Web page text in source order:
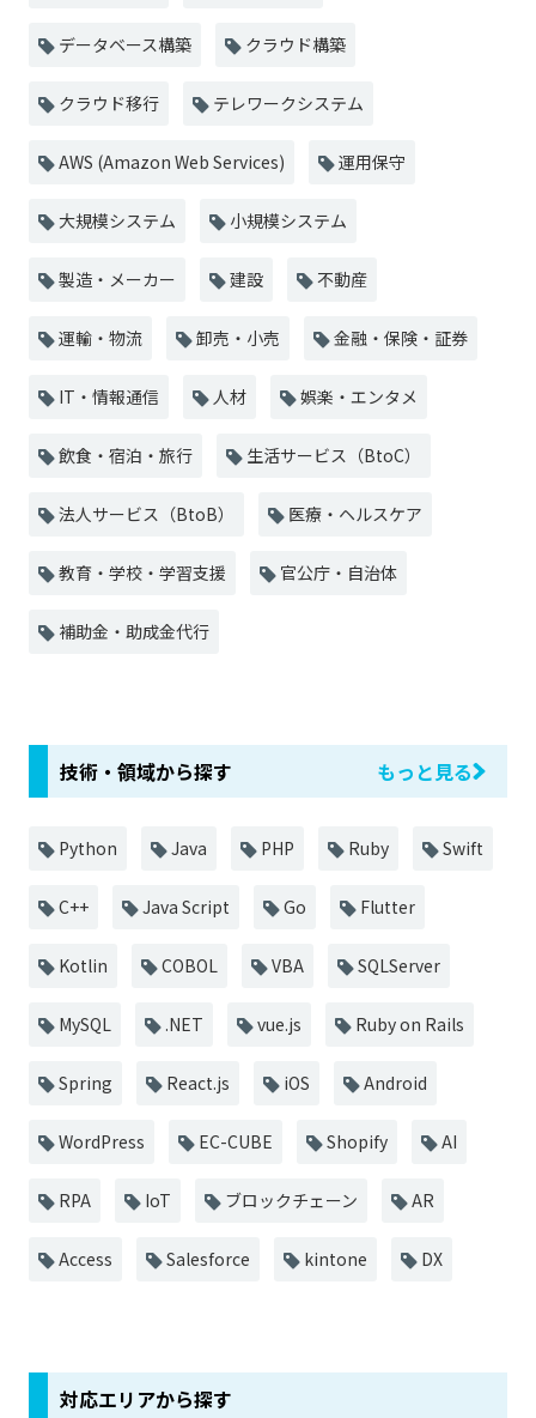
データベース構築 クラウド構築
クラウド移行 テレワークシステム
AWS (Amazon Web Services) 運用保守
大規模システム 小規模システム
製造・メーカー 建設 不動産
運輸・物流 卸売・小売 金融・保険・証券
IT・情報通信 人材 娯楽・エンタメ
飲食・宿泊・旅行 生活サービス（BtoC）
法人サービス（BtoB） 医療・ヘルスケア
教育・学校・学習支援 官公庁・自治体
補助金・助成金代行
技術・領域から探す もっと見る
Python Java PHP Ruby Swift
C++ Java Script Go Flutter
Kotlin COBOL VBA SQLServer
MySQL .NET vue.js Ruby on Rails
Spring React.js iOS Android
WordPress EC-CUBE Shopify AI
RPA IoT ブロックチェーン AR
Access Salesforce kintone DX
対応エリアから探す